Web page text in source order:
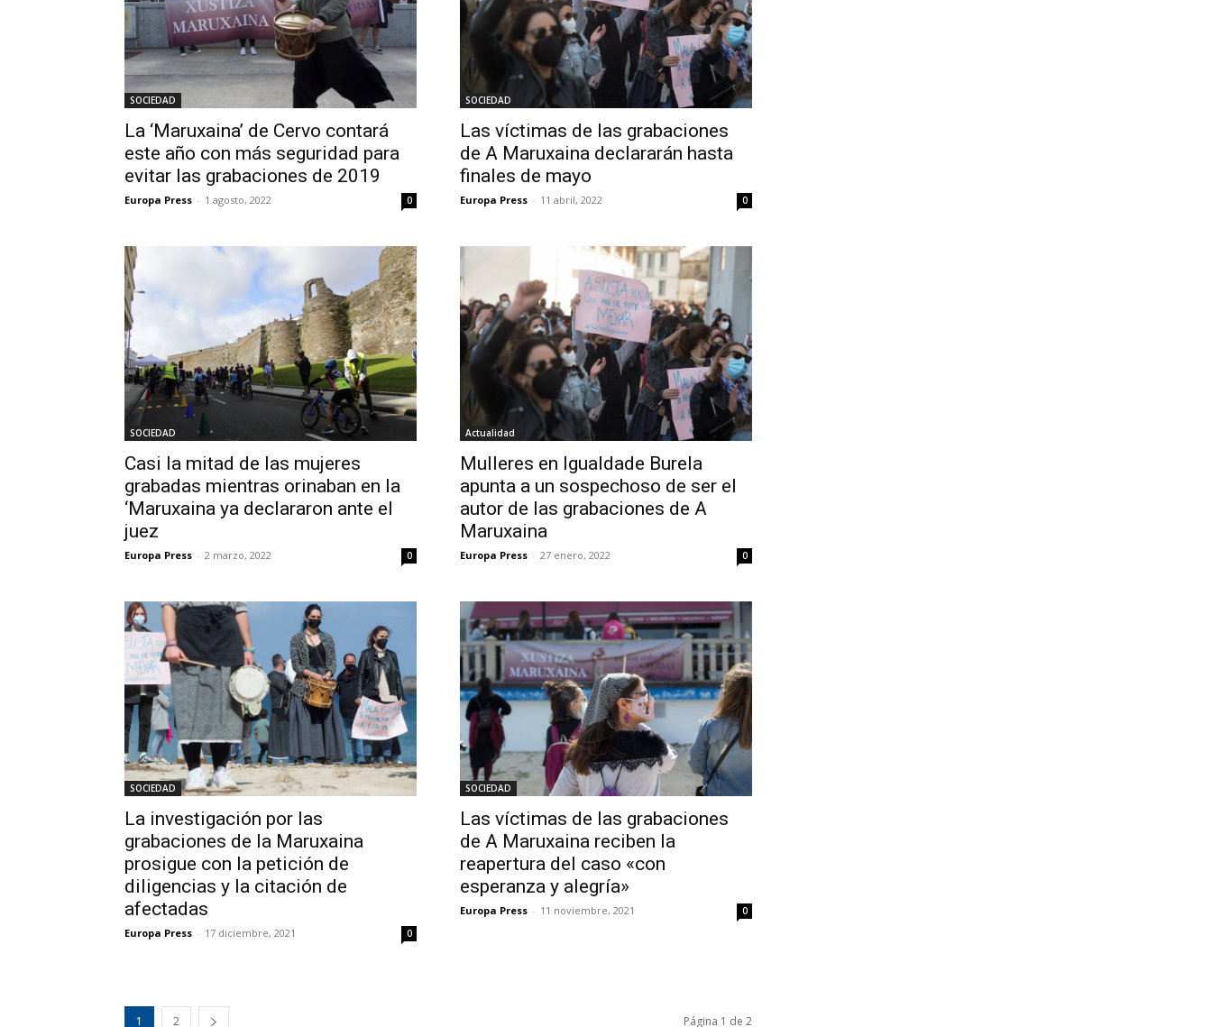
SOCIEDAD
La ‘Maruxaina’ de Cervo contará
este año con más seguridad para
evitar las grabaciones de 2019
Europa Press - 1 agosto, 2022 0
SOCIEDAD
Las víctimas de las grabaciones
de A Maruxaina declararán hasta
finales de mayo
Europa Press - 11 abril, 2022 0
SOCIEDAD
Casi la mitad de las mujeres
grabadas mientras orinaban en la
‘Maruxaina ya declararon ante el
juez
Europa Press - 2 marzo, 2022 0
Actualidad
Mulleres en Igualdade Burela
apunta a un sospechoso de ser el
autor de las grabaciones de A
Maruxaina
Europa Press - 27 enero, 2022 0
SOCIEDAD
La investigación por las
grabaciones de la Maruxaina
prosigue con la petición de
diligencias y la citación de
afectadas
Europa Press - 17 diciembre, 2021 0
SOCIEDAD
Las víctimas de las grabaciones
de A Maruxaina reciben la
reapertura del caso «con
esperanza y alegría»
Europa Press - 11 noviembre, 2021 0
1 2 Página 1 de 2